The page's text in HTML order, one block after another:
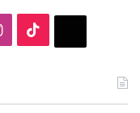
Instagram